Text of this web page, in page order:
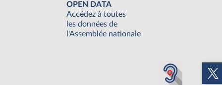
OPEN DATA
Accédez à toutes
les données de
l'Assemblée nationale